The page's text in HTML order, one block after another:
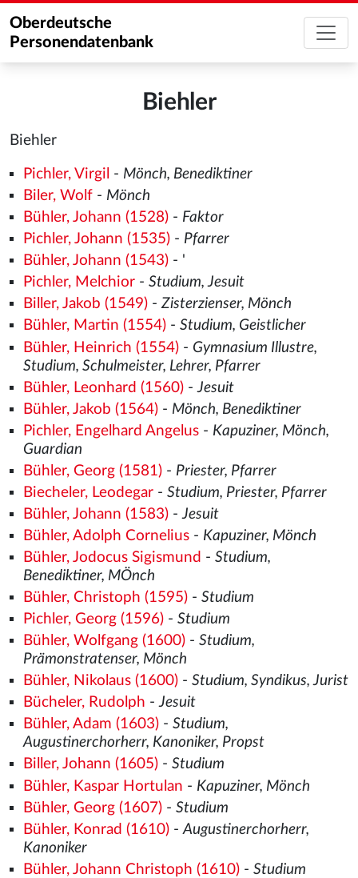
Oberdeutsche
Personendatenbank
Biehler
Biehler
Pichler, Virgil - Mönch, Benediktiner
Biler, Wolf- Mönch
Bühler, Johann (1528)- Faktor
Pichler, Johann (1535)- Pfarrer
Bühler, Johann (1543)- '
Pichler, Melchior- Studium, Jesuit
Biller, Jakob (1549)-Zisterzienser, Mönch
Bühler, Martin (1554)- Studium, Geistlicher
Bühler, Heinrich (1554)- Gymnasium Illustre,
Studium, Schulmeister, Lehrer, Pfarrer
Bühler, Leonhard (1560)- Jesuit
Bühler, Jakob (1564)- Mönch, Benediktiner
Pichler, Engelhard Angelus- Kapuziner, Mönch,
Guardian
Bühler, Georg (1581)- Priester, Pfarrer
Biecheler, Leodegar- Studium, Priester, Pfarrer
Bühler, Johann (1583)-Jesuit
Bühler, Adolph Cornelius- Kapuziner, Mönch
Bühler, Jodocus Sigismund - Studium,
Benediktiner, MÖnch
Bühler, Christoph (1595)- Studium
Pichler, Georg (1596)- Studium
Bühler, Wolfgang (1600)- Studium,
Prämonstratenser, Mönch
Bühler, Nikolaus (1600)- Studium, Syndikus, Jurist
Bücheler, Rudolph -Jesuit
Bühler, Adam (1603)- Studium,
Augustinerchorherr, Kanoniker, Propst
Biller, Johann (1605)- Studium
Bühler, Kaspar Hortulan - Kapuziner, Mönch
Bühler, Georg (1607)- Studium
Bühler, Konrad (1610)- Augustinerchorherr,
Kanoniker
Bühler, Johann Christoph (1610)- Studium